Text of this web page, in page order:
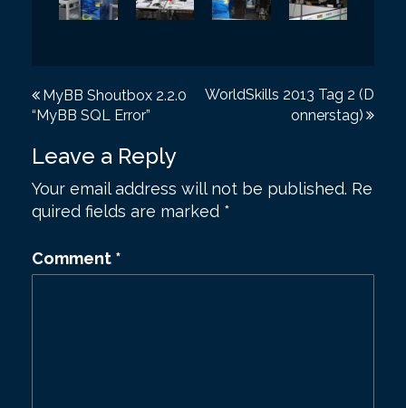
P
o
s
t
n
a
v
MyBB Shoutbox 2.2.0
“MyBB SQL Error”
WorldSkills 2013 Tag 2 (D
onnerstag)
Leave a Reply
Your email address will not be published. Re
quired fields are marked *
Comment *